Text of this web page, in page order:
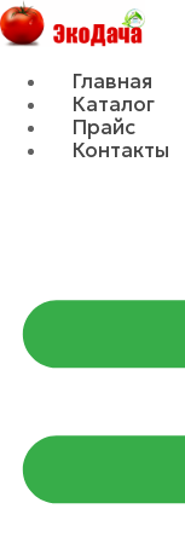
Главная
Каталог
Прайс
Контакты